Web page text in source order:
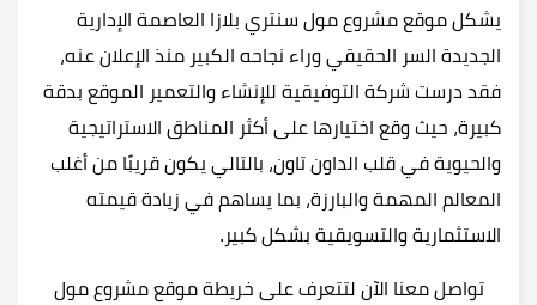
يشكل موقع مشروع مول سنتري بلازا العاصمة الإدارية
الجديدة السر الحقيقي وراء نجاحه الكبير منذ الإعلان عنه،
فقد درست شركة التوفيقية للإنشاء والتعمير الموقع بدقة
كبيرة، حيث وقع اختيارها على أكثر المناطق الاستراتيجية
والحيوية في قلب الداون تاون، بالتالي يكون قريبًا من أغلب
المعالم المهمة والبارزة، بما يساهم في زيادة قيمته
الاستثمارية والتسويقية بشكل كبير.
تواصل معنا الآن لتتعرف على خريطة موقع مشروع مول